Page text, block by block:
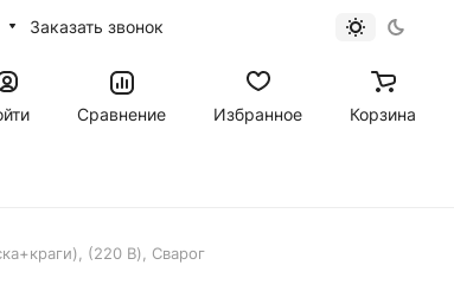
Заказать звонок
Сравнение Избранное Корзина
(220 В), Сварог